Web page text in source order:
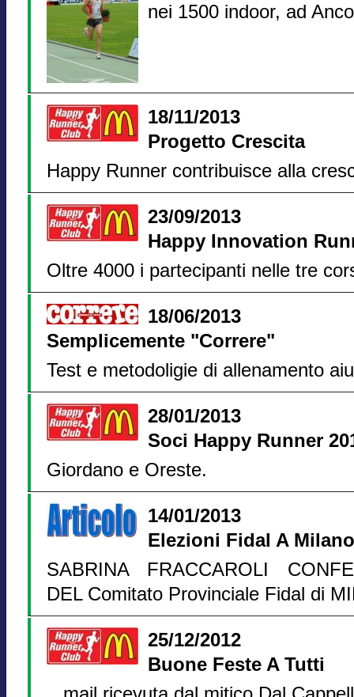
nei 1500 indoor, ad
18/11/2013
Progetto Crescita
Happy Runner contribuisce alla
23/09/2013
Happy Innovation
Oltre 4000 i partecipanti nelle tre
18/06/2013
Semplicemente "Correre"
Test e metodoligie di allenamento
28/01/2013
Soci Happy Runner
Giordano e Oreste.
14/01/2013
Elezioni Fidal A Milano
SABRINA FRACCAROLI
DEL Comitato Provinciale Fidal di
25/12/2012
Buone Feste A Tutti